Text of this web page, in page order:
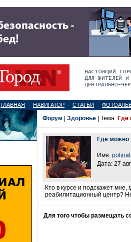
ГЛАВНАЯ НАВИГАТОР СТАТЬИ
Форум Здоровье | Тема: Где
Где можно
Имя:
Дата: 27
Кто в курсе и подскажет
реабилитационный центр?
Для того чтобы размещать